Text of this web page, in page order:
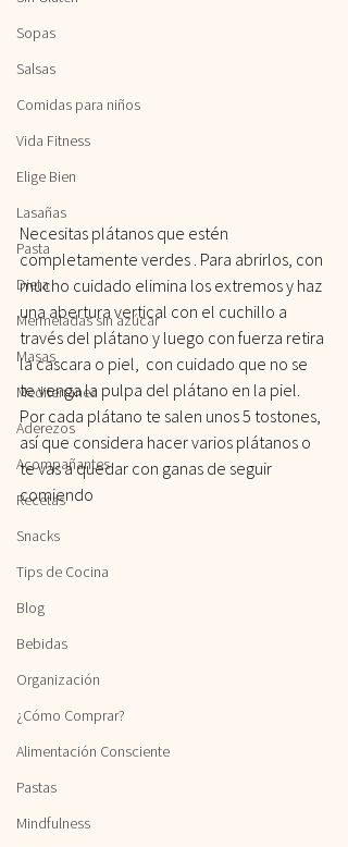
Sopas
Salsas
Comidas para niños
Vida Fitness
Elige Bien
Lasañas
Pasta
Dieta
Mermeladas sin azúcar
Masas
Mediterranea
Aderezos
Acompañantes
Recetas
Snacks
Tips de Cocina
Blog
Bebidas
Organización
¿Cómo Comprar?
Alimentación Consciente
Pastas
Mindfulness
Necesitas plátanos que estén
completamente verdes . Para abrirlos, con
mucho cuidado elimina los extremos y haz
una abertura vertical con el cuchillo a
través del plátano y luego con fuerza retira
la cascara o piel,  con cuidado que no se
te venga la pulpa del plátano en la piel.
Por cada plátano te salen unos 5 tostones,
así que considera hacer varios plátanos o
te vas a quedar con ganas de seguir
comiendo